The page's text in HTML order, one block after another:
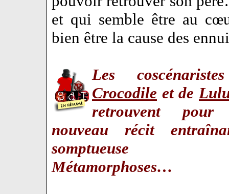
et qui semble être au
bien être la cause des
Les
Crocodile et de
retrouvent
nouveau récit
somptueuse
Métamorphoses…